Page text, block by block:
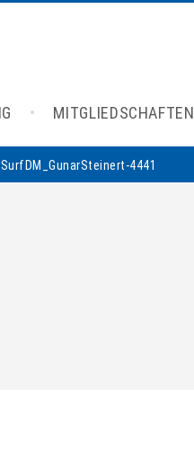
MITGLIEDSCHAFTEN
4441